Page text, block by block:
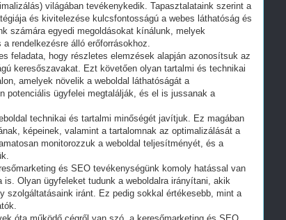
világában tevékenykedik. Tapasztalataink szerint a
és kivitelezése kulcsfontosságú a webes láthatóság és
számára egyedi megoldásokat kínálunk, melyek
rendelkezésre álló erőforrásokhoz.
feladata, hogy részletes elemzések alapján azonosítsuk az
keresőszavakat. Ezt követően olyan tartalmi és technikai
amelyek növelik a weboldal láthatóságát a
potenciális ügyfelei megtalálják, és el is jussanak a
technikai és tartalmi minőségét javítjuk. Ez magában
képeinek, valamint a tartalomnak az optimalizálását a
monitorozzuk a weboldal teljesítményét, és a
és SEO tevékenységünk komoly hatással van
is. Olyan ügyfeleket tudunk a weboldalra irányítani, akik
szolgáltatásaink iránt. Ez pedig sokkal értékesebb, mint a